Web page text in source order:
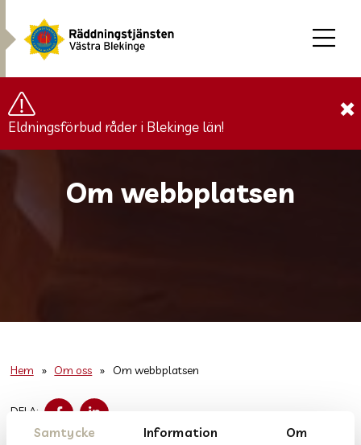
Samtycke Information Om
Eldningsförbud råder i Blekinge län!
×
Om webbplatsen
Hem » Om oss » Om webbplatsen
DELA:
DELA
FACEBOOK
DELA
LINKEDIN